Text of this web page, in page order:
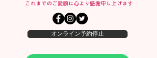
オンライン予約停止
​これまでのご愛顧に心より感謝申し上げます